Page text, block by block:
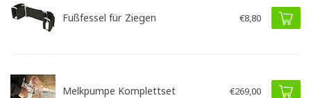
Fußfessel für Ziegen €8,80
Melkpumpe Komplettset €269,00